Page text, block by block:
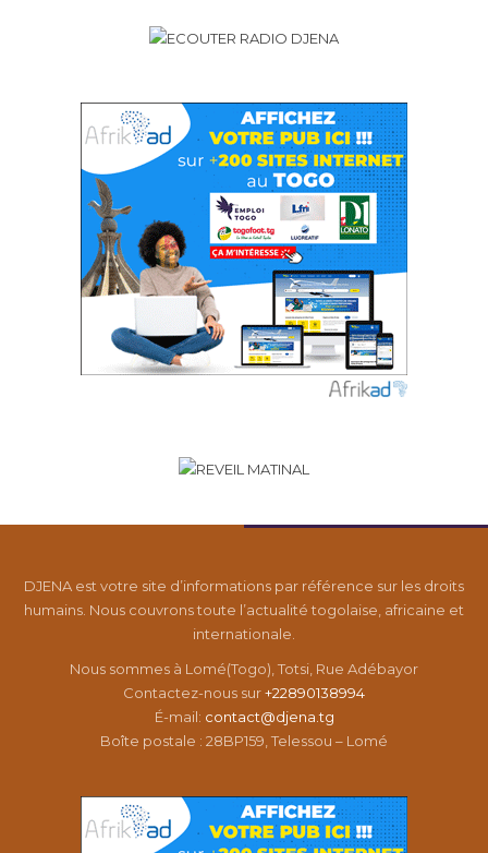
DJENA est votre site d’informations par référence sur les droits
humains. Nous couvrons toute l’actualité togolaise, africaine et
internationale.
Nous sommes à Lomé(Togo), Totsi, Rue Adébayor
Contactez-nous sur+22890138994
É-mail: contact@djena.tg
Boîte postale : 28BP159, Telessou – Lomé